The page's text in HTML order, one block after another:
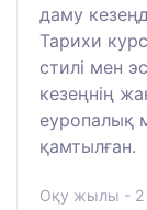
даму
Тарихи
стилі мен
кезеңнің
еуропалық
қамтылған.
Оқу жылы - 2